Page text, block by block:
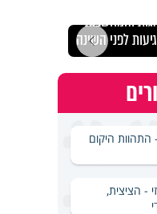
והמחשבות
לפני השינה
התהוות היקום
- הציצית,